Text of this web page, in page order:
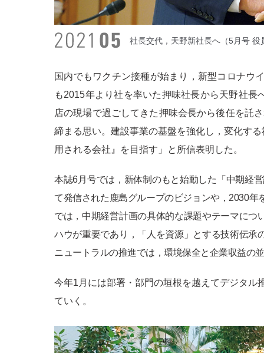
社長交代，天野新社長へ（5月号 役
国内でもワクチン接種が始まり，新型コロナウ
も2015年より社を率いた押味社長から天野社
店の現場で過ごしてきた押味会長から後任を託
締まる思い。建設事業の基盤を強化し，変化す
用される会社』を目指す」と所信表明した。
本誌6月号では，新体制のもと始動した「中期経
て発信された鹿島グループのビジョンや，2030
では，中期経営計画の具体的な課題やテーマに
ハウが重要であり，「人を資源」とする技術伝
ニュートラルの推進では，環境保全と企業収益の
今年1月には部署・部門の垣根を越えてデジタ
ていく。